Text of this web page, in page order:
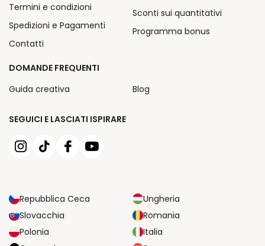
SEGUICI E LASCIATI ISPIRARE
Repubblica Ceca
Ungheria
Slovacchia
Romania
Polonia
Italia
Termini e condizioni
Spedizioni e Pagamenti
Contatti
Sconti sui quantitativi
Programma bonus
DOMANDE FREQUENTI
Guida creativa
Blog